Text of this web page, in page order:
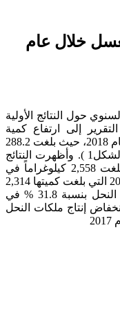
العسل خلال عام
حول النتائج الأولية
حيث أشار التقرير إلى ارتفاع كمية
العسل المنتج بنسبة مقدارها 57.5% في عام 2018، حيث بلغت 288.2
طن مقارنة مع 183 طن في عام 2017 (الشكل1 ). وأظهرت النتائج
ارتفاع كمية حبوب اللقاح المنتجة حيث بلغت 2,558 كيلوغراماً في
عام 2018 بنسبة 10.5% مقارنة مع عام 2017 التي بلغت كميتها 2,314
كغم، كما بينت النتائج ارتفاع انتاج طرود النحل بنسبة 31.8 % في
مع عام 2017 ، كذلك انخفاض إنتاج ملكات النحل